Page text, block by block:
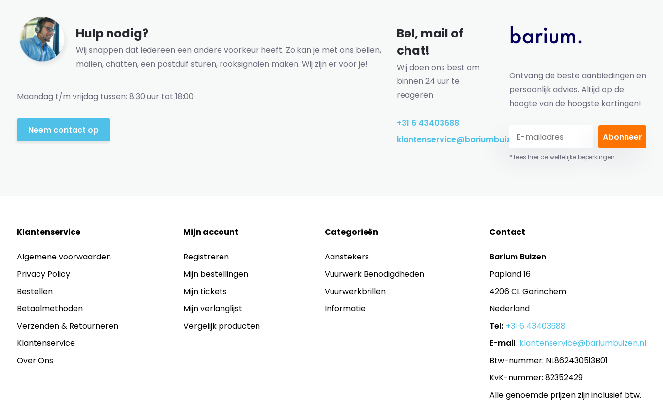
Hulp nodig?
Wij snappen dat iedereen een andere voorkeur heeft. Zo kan je met ons bellen,
mailen, chatten, een postduif sturen, rooksignalen maken. Wij zijn er voor je!
Maandag t/m vrijdag tussen: 8:30 uur tot 18:00
Neem contact op
Bel, mail of
chat!
Wij doen ons best om
binnen 24 uur te
reageren
+31 6 43403688
klantenservice@bariumbuizen.nl
Ontvang de beste aanbiedingen en
persoonlijk advies. Altijd op de
hoogte van de hoogste kortingen!
Abonneer
* Lees hier de wettelijke beperkingen
Klantenservice
Algemene voorwaarden
Privacy Policy
Bestellen
Betaalmethoden
Verzenden & Retourneren
Klantenservice
Over Ons
Mijn account
Registreren
Mijn bestellingen
Mijn tickets
Mijn verlanglijst
Vergelijk producten
Categorieën
Aanstekers
Vuurwerk Benodigdheden
Vuurwerkbrillen
Informatie
Contact
Barium Buizen
Papland 16
4206 CL Gorinchem
Nederland
Tel: +31 6 43403688
E-mail: klantenservice@bariumbuizen.nl
Btw-nummer: NL862430513B01
KvK-nummer: 82352429
Alle genoemde prijzen zijn inclusief btw.